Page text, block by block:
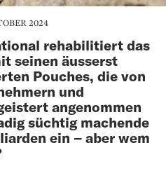
2024
rehabilitiert das
seinen äusserst
Pouches, die von
und
angenommen
süchtig machende
ein – aber wem